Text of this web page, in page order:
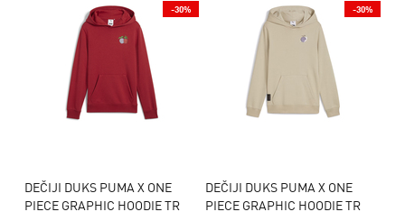
DEČIJI DUKS PUMA X ONE
PIECE GRAPHIC HOODIE TR
-30%
DEČIJI DUKS PUMA X ONE
PIECE GRAPHIC HOODIE TR
-30%